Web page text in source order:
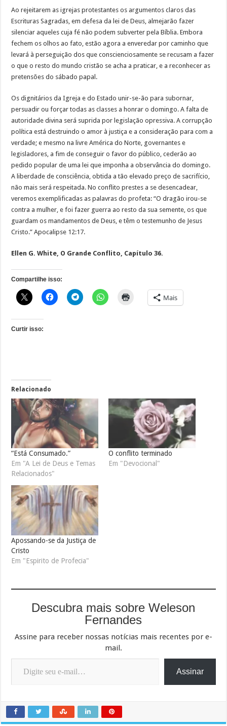
Ao rejeitarem as igrejas protestantes os argumentos claros das
Escrituras Sagradas, em defesa da lei de Deus, almejarão fazer
silenciar aqueles cuja fé não podem subverter pela Bíblia. Embora
fechem os olhos ao fato, estão agora a enveredar por caminho que
levará à perseguição dos que conscienciosamente se recusam a fazer
o que o resto do mundo cristão se acha a praticar, e a reconhecer as
pretensões do sábado papal.
Os dignitários da Igreja e do Estado unir-se-ão para subornar,
persuadir ou forçar todas as classes a honrar o domingo. A falta de
autoridade divina será suprida por legislação opressiva. A corrupção
política está destruindo o amor à justiça e a consideração para com a
verdade; e mesmo na livre América do Norte, governantes e
legisladores, a fim de conseguir o favor do público, cederão ao
pedido popular de uma lei que imponha a observância do domingo.
A liberdade de consciência, obtida a tão elevado preço de sacrifício,
não mais será respeitada. No conflito prestes a se desencadear,
veremos exemplificadas as palavras do profeta: “O dragão irou-se
contra a mulher, e foi fazer guerra ao resto da sua semente, os que
guardam os mandamentos de Deus, e têm o testemunho de Jesus
Cristo.” Apocalipse 12:17.
Ellen G. White, O Grande Conflito, Capítulo 36.
Compartilhe isso:
Mais
Curtir isso:
Relacionado
“Está Consumado.”
Em "A Lei de Deus e Temas
Relacionados"
O conflito terminado
Em "Devocional"
Apossando-se da Justiça de
Cristo
Em "Espirito de Profecia"
Descubra mais sobre Weleson
Fernandes
Assine para receber nossas notícias mais recentes por e-
mail.
Digite seu e-mail…
Assinar